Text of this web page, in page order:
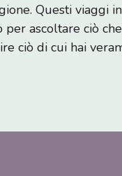
Questi viaggi
per ascoltare ciò
ciò di cui hai